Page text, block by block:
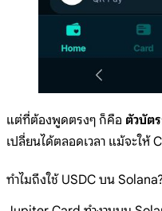
แต่ที่ต้องพูดตรงๆ ก็คือ ตัวบัต
เปลี่ยนได้ตลอดเวลา แม้จะให้
ทำไมถึงใช้ USDC บน